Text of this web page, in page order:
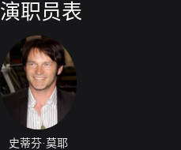
演职员表
史蒂芬·莫耶